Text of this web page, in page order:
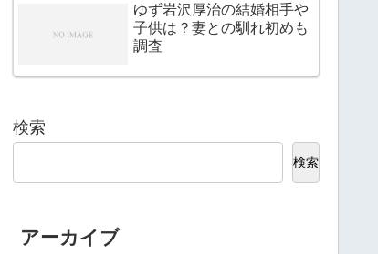
ゆず岩沢厚治の結婚相手や
子供は？妻との馴れ初めも
調査
検索
検索
アーカイブ